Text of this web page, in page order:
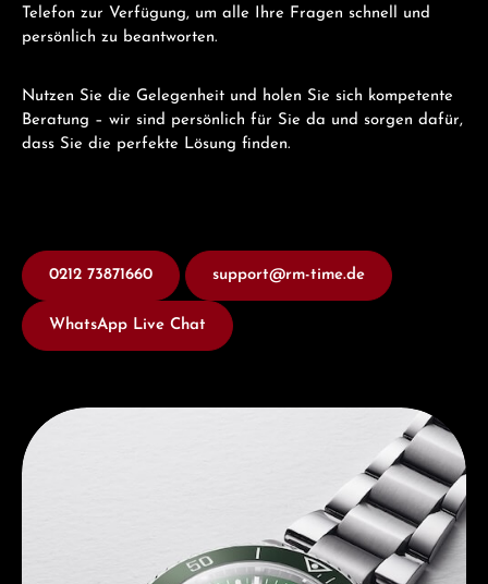
Telefon zur Verfügung, um alle Ihre Fragen schnell und
persönlich zu beantworten.
Nutzen Sie die Gelegenheit und holen Sie sich kompetente
Beratung – wir sind persönlich für Sie da und sorgen dafür,
dass Sie die perfekte Lösung finden.
0212 73871660 support@rm-time.de
WhatsApp Live Chat
Entdecken Sie Oris